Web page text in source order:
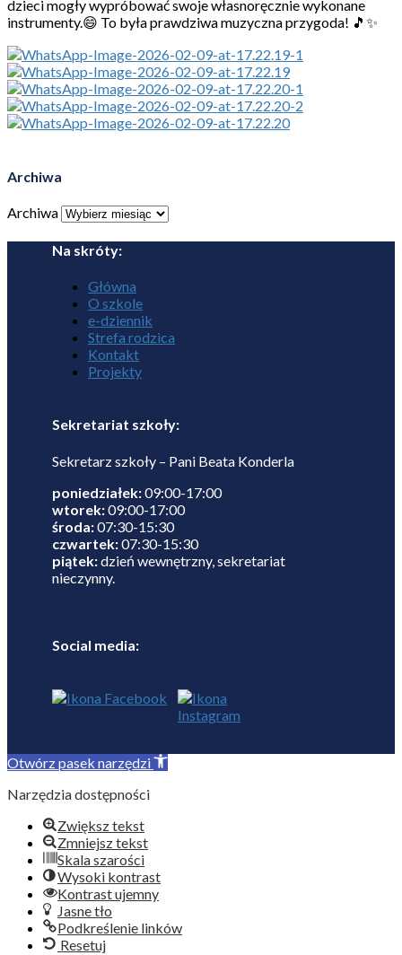
dzieci mogły wypróbować swoje własnoręcznie wykonane
instrumenty.😄 To była prawdziwa muzyczna przygoda! 🎵✨
Archiwa
Archiwa
Na skróty:
Główna
O szkole
e-dziennik
Strefa rodzica
Kontakt
Projekty
Sekretariat szkoły:
Sekretarz szkoły – Pani Beata Konderla
poniedziałek:09:00-17:00
wtorek:09:00-17:00
środa:07:30-15:30
czwartek:07:30-15:30
piątek:dzień wewnętrzny, sekretariat
nieczynny.
Social media:
Otwórz pasek narzędzi
Narzędzia dostępności
Zwiększ tekst
Zmniejsz tekst
Skala szarości
Wysoki kontrast
Kontrast ujemny
Jasne tło
Podkreślenie linków
Resetuj